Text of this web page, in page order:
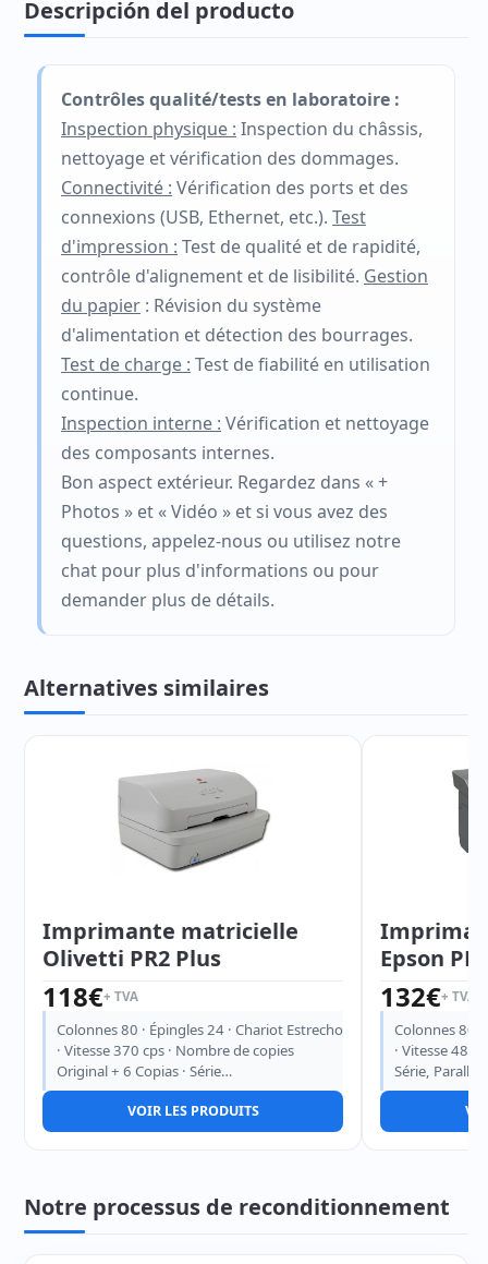
Descripción del producto
Contrôles qualité/tests en laboratoire :
Inspection physique : Inspection du châssis,
nettoyage et vérification des dommages.
Connectivité : Vérification des ports et des
connexions (USB, Ethernet, etc.). Test
d'impression : Test de qualité et de rapidité,
contrôle d'alignement et de lisibilité. Gestion
du papier : Révision du système
d'alimentation et détection des bourrages.
Test de charge : Test de fiabilité en utilisation
continue.
Inspection interne : Vérification et nettoyage
des composants internes.
Bon aspect extérieur. Regardez dans « +
Photos » et « Vidéo » et si vous avez des
questions, appelez-nous ou utilisez notre
chat pour plus d'informations ou pour
demander plus de détails.
Alternatives similaires
Imprimante matricielle
Olivetti PR2 Plus
118€+ TVA
Colonnes 80 · Épingles 24 · Chariot Estrecho
· Vitesse 370 cps · Nombre de copies
Original + 6 Copias · Série…
VOIR LES PRODUITS
Epson
132€+ TVA
Colonnes 80
· Vitesse 480
Série,
Notre processus de reconditionnement